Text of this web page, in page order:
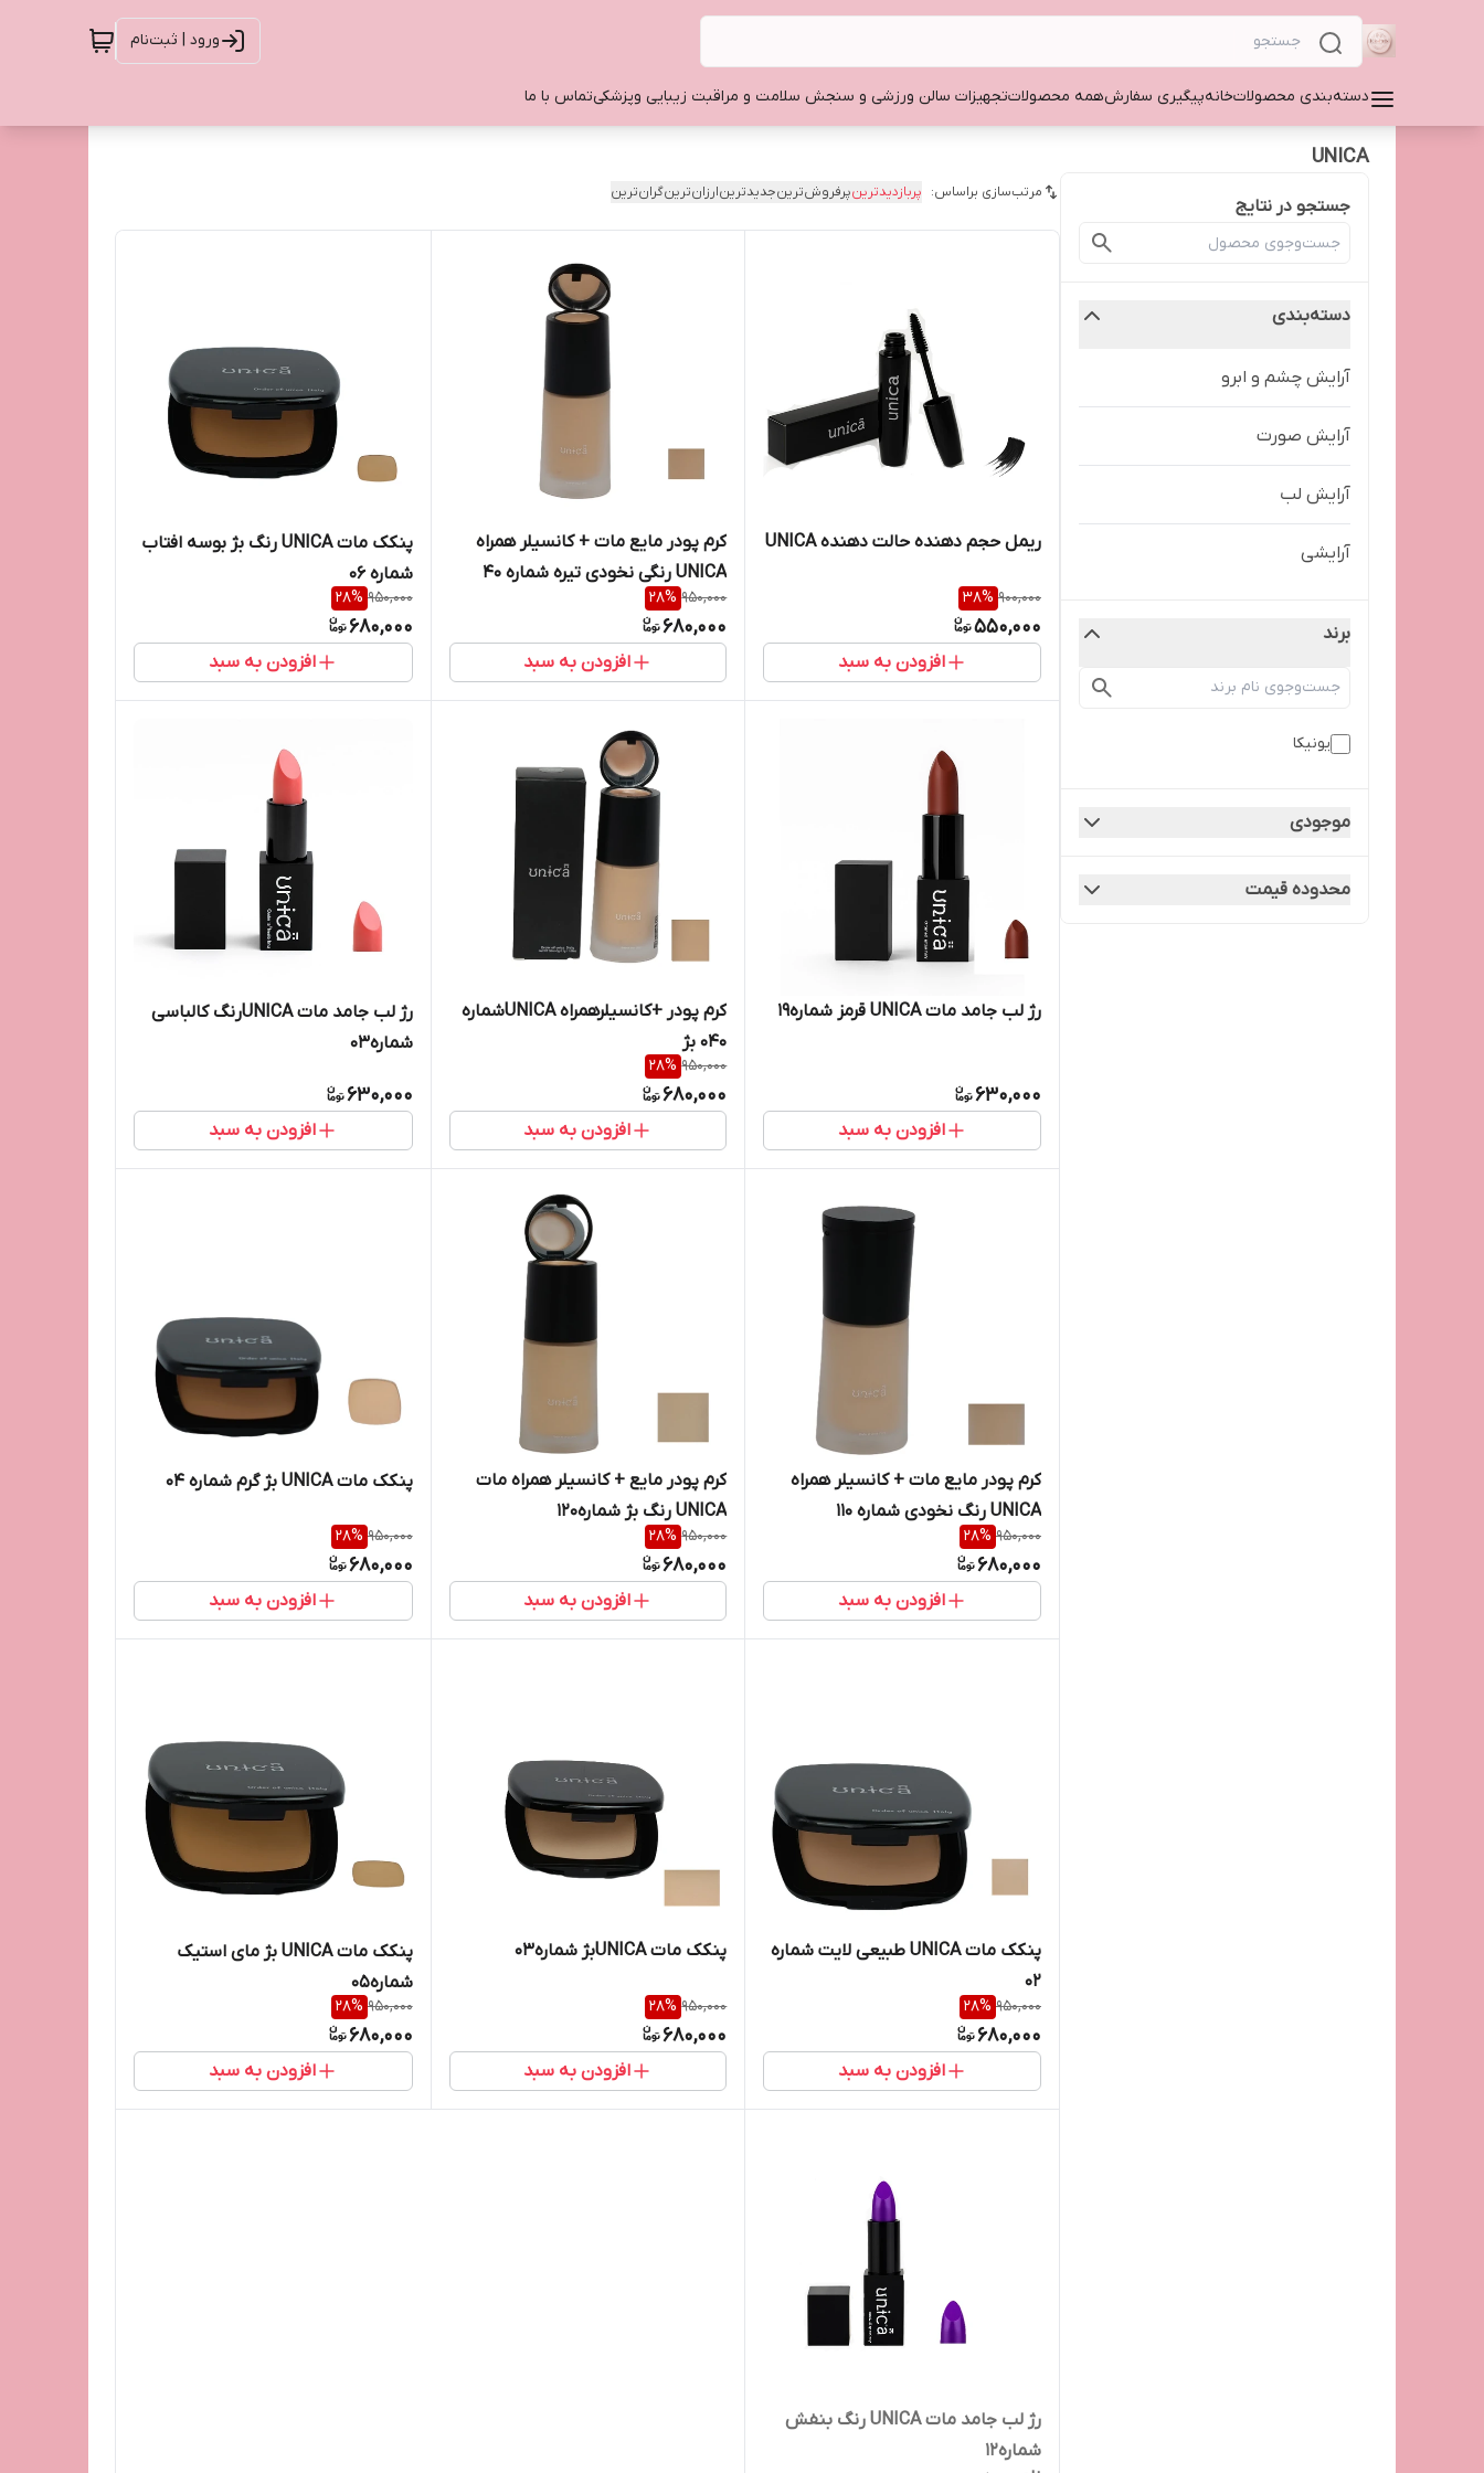
ورود | ثبت‌نام
دسته‌بندی محصولاتخانهپیگیری سفارشهمه محصولاتتجهیزات سالن ورزشی و سنجش سلامت و مراقبت زیبایی وپزشکیتماس با ما
UNICA
جستجو در نتایج
دسته‌بندی
آرایش چشم و ابرو
آرایش صورت
آرایش لب
آرایشی
برند
یونیکا
موجودی
محدوده قیمت
مرتب‌سازی براساس: پربازدیدترینپرفروش‌ترینجدیدترینارزان‌ترینگران‌ترین
ریمل حجم دهنده حالت دهنده UNICA
900,000
38%
550,000
افزودن به سبد
کرم پودر مایع مات + کانسیلر همراه
UNICA رنگی نخودی تیره شماره 40
950,000
28%
680,000
افزودن به سبد
پنکک مات UNICA رنگ بژ بوسه افتاب
شماره 06
950,000
28%
680,000
افزودن به سبد
رژ لب جامد مات UNICA قرمز شماره19
630,000
افزودن به سبد
کرم پودر +کانسیلرهمراه UNICAشماره
040 بژ
950,000
28%
680,000
افزودن به سبد
رژ لب جامد مات UNICAرنگ کالباسی
شماره03
630,000
افزودن به سبد
کرم پودر مایع مات + کانسیلر همراه
UNICA رنگ نخودی شماره 110
950,000
28%
680,000
افزودن به سبد
کرم پودر مایع + کانسیلر همراه مات
UNICA رنگ بژ شماره120
950,000
28%
680,000
افزودن به سبد
پنکک مات UNICA بژ گرم شماره 04
950,000
28%
680,000
افزودن به سبد
پنکک مات UNICA طبیعی لایت شماره
02
950,000
28%
680,000
افزودن به سبد
پنکک مات UNICAبژ شماره03
950,000
28%
680,000
افزودن به سبد
پنکک مات UNICA بژ مای استیک
شماره05
950,000
28%
680,000
افزودن به سبد
رژ لب جامد مات UNICA رنگ بنفش
شماره12